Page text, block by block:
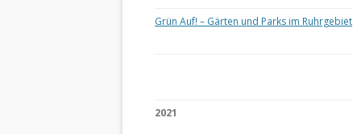
Grün Auf! – Gärten und Parks im Ruhrgebiet
2021